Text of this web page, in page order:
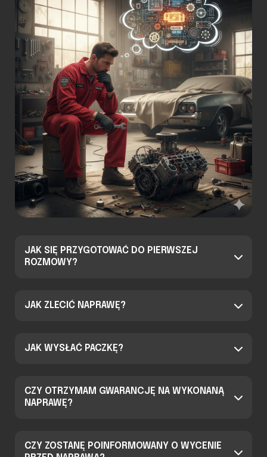
JAK SIĘ PRZYGOTOWAĆ DO PIERWSZEJ
ROZMOWY?
JAK ZLECIĆ NAPRAWĘ?
JAK WYSŁAĆ PACZKĘ?
CZY OTRZYMAM GWARANCJĘ NA WYKONANĄ
NAPRAWĘ?
CZY ZOSTANĘ POINFORMOWANY O WYCENIE